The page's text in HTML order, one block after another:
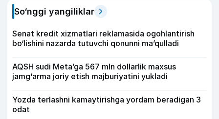
So‘nggi yangiliklar
Senat kredit xizmatlari reklamasida ogohlantirish
bo‘lishini nazarda tutuvchi qonunni ma’qulladi
AQSH sudi Meta’ga 567 mln dollarlik maxsus
jamg‘arma joriy etish majburiyatini yukladi
Yozda terlashni kamaytirishga yordam beradigan 3
odat